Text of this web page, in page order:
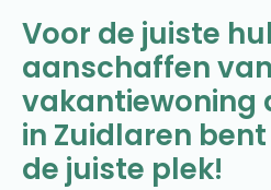
Voor de juiste
aanschaffen
vakantiewoning
in Zuidlaren
de juiste plek!